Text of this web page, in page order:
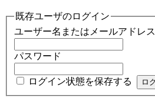
既存ユーザのログイン
ユーザー名またはメールアドレス
パスワード
ログイン状態を保存する